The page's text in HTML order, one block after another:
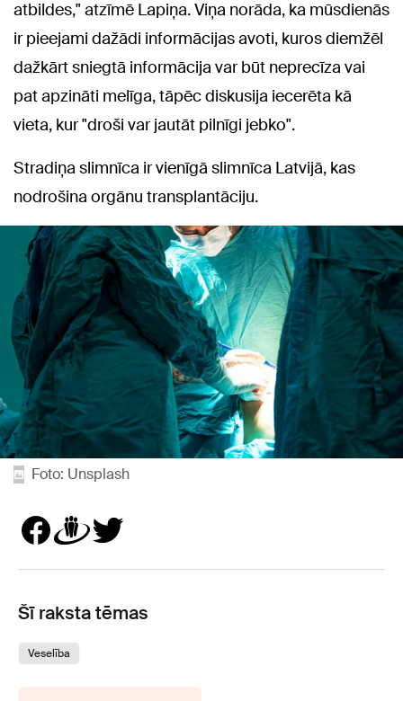
atbildes," atzīmē Lapiņa. Viņa norāda, ka mūsdienās
ir pieejami dažādi informācijas avoti, kuros diemžēl
dažkārt sniegtā informācija var būt neprecīza vai
pat apzināti melīga, tāpēc diskusija iecerēta kā
vieta, kur "droši var jautāt pilnīgi jebko".
Stradiņa slimnīca ir vienīgā slimnīca Latvijā, kas
nodrošina orgānu transplantāciju.
Foto: Unsplash
Šī raksta tēmas
Veselība